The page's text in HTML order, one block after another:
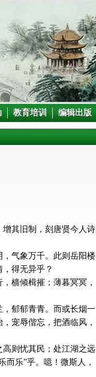
教育培训 编辑出版
其旧制，刻唐贤今人诗
气象万千。此则岳阳楼
得无异乎？
樯倾楫摧；薄暮冥冥，
郁郁青青。而或长烟一
宠辱偕忘，把酒临风，
则忧其民；处江湖之远
乐”乎。噫！微斯人，